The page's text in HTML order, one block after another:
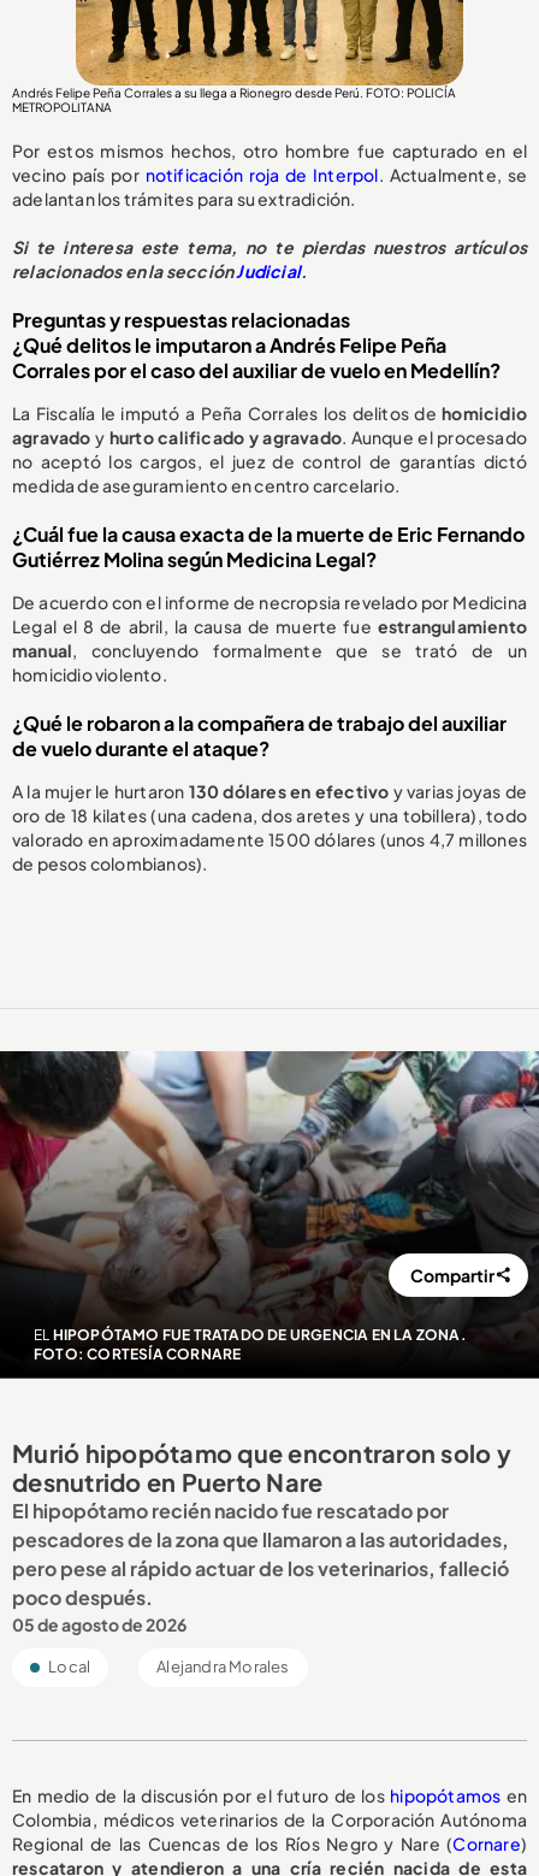
Andrés Felipe Peña Corrales a su llega a Rionegro desde Perú. FOTO: POLICÍA
METROPOLITANA
Por estos mismos hechos, otro hombre fue capturado en el
vecino país por notificación roja de Interpol. Actualmente, se
adelantan los trámites para su extradición.
Si te interesa este tema, no te pierdas nuestros artículos
relacionados en la secciónJudicial.
Preguntas y respuestas relacionadas
¿Qué delitos le imputaron a Andrés Felipe Peña
Corrales por el caso del auxiliar de vuelo en Medellín?
La Fiscalía le imputó a Peña Corrales los delitos dehomicidio
agravado y hurto calificado y agravado. Aunque el procesado
no aceptó los cargos, el juez de control de garantías dictó
medida de aseguramiento en centro carcelario.
¿Cuál fue la causa exacta de la muerte de Eric Fernando
Gutiérrez Molina según Medicina Legal?
De acuerdo con el informe de necropsia revelado por Medicina
Legal el 8 de abril, la causa de muerte fue estrangulamiento
manual, concluyendo formalmente que se trató de un
homicidio violento.
¿Qué le robaron a la compañera de trabajo del auxiliar
de vuelo durante el ataque?
A la mujer le hurtaron 130 dólares en efectivo y varias joyas de
oro de 18 kilates (una cadena, dos aretes y una tobillera), todo
valorado en aproximadamente 1500 dólares (unos 4,7 millones
de pesos colombianos).
EL HIPOPÓTAMO FUE TRATADO DE URGENCIA EN LA ZONA.
FOTO: CORTESÍA CORNARE
Compartir
Murió hipopótamo que encontraron solo y
desnutrido en Puerto Nare
El hipopótamo recién nacido fue rescatado por
pescadores de la zona que llamaron a las autoridades,
pero pese al rápido actuar de los veterinarios, falleció
poco después.
05 de agosto de 2026
Local Alejandra Morales
En medio de la discusión por el futuro de los hipopótamos en
Colombia, médicos veterinarios de la Corporación Autónoma
Regional de las Cuencas de los Ríos Negro y Nare (Cornare)
rescataron y atendieron a una cría recién nacida de esta